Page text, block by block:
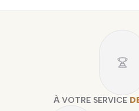
À VOTRE SERVICE